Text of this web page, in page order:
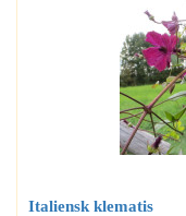
Italiensk klematis